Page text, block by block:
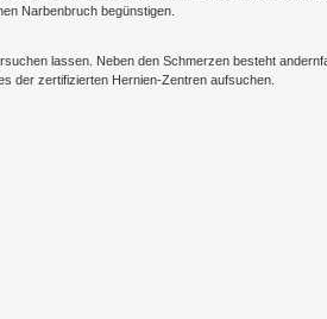
Narbenbruch begünstigen.
lassen. Neben den Schmerzen besteht
der zertifizierten Hernien-Zentren aufsuchen.